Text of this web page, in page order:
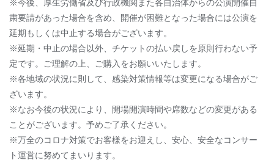
※今後、厚生労働省及び行政機関また各自治体からの公演開催自
粛要請があった場合を含め、開催が困難となった場合には公演を
延期もしくは中止する場合がございます。
※延期・中止の場合以外、チケットの払い戻しを原則行わない予
定です。ご理解の上、ご購入をお願いいたします。
※各地域の状況に則して、感染対策情報等は変更になる場合がご
ざいます。
※なお今後の状況により、開場開演時間や席数などの変更がある
ことがございます。予めご了承ください。
※万全のコロナ対策でお客様をお迎えし、安心、安全なコンサー
ト運営に努めてまいります。